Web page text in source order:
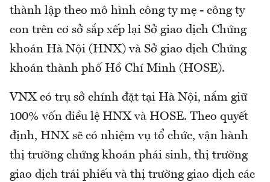
thành lập theo mô hình công ty mẹ - công ty
con trên cơ sở sắp xếp lại Sở giao dịch Chứng
khoán Hà Nội (HNX) và Sở giao dịch Chứng
khoán thành phố Hồ Chí Minh (HOSE).
VNX có trụ sở chính đặt tại Hà Nội, nắm giữ
100% vốn điều lệ HNX và HOSE. Theo quyết
định, HNX sẽ có nhiệm vụ tổ chức, vận hành
thị trường chứng khoán phái sinh, thị trường
giao dịch trái phiếu và thị trường giao dịch các